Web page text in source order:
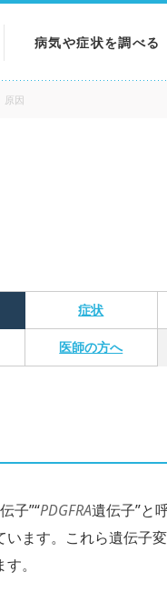
病気や症状を調べる
病気を調べる
原因
症状
医師の方へ
子”“PDGFRA遺伝子”と
ます。これら遺伝子
。